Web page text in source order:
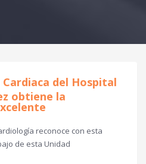
del Hospital
obtiene la
reconoce con esta
de esta Unidad